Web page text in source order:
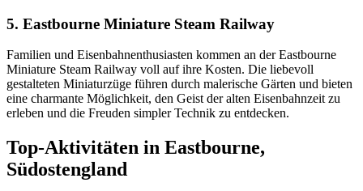
5. Eastbourne Miniature Steam Railway
Familien und Eisenbahnenthusiasten kommen an der Eastbourne
Miniature Steam Railway voll auf ihre Kosten. Die liebevoll
gestalteten Miniaturzüge führen durch malerische Gärten und bieten
eine charmante Möglichkeit, den Geist der alten Eisenbahnzeit zu
erleben und die Freuden simpler Technik zu entdecken.
Top-Aktivitäten in Eastbourne,
Südostengland